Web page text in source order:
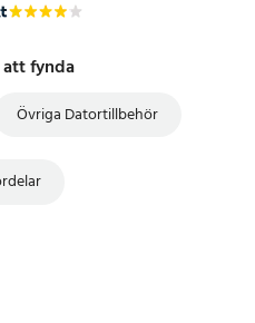
fynda
Övriga Datortillbehör